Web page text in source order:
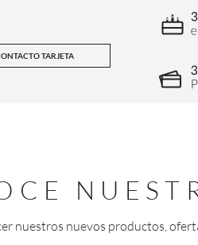
TARJETA
nuestros nuevos productos,